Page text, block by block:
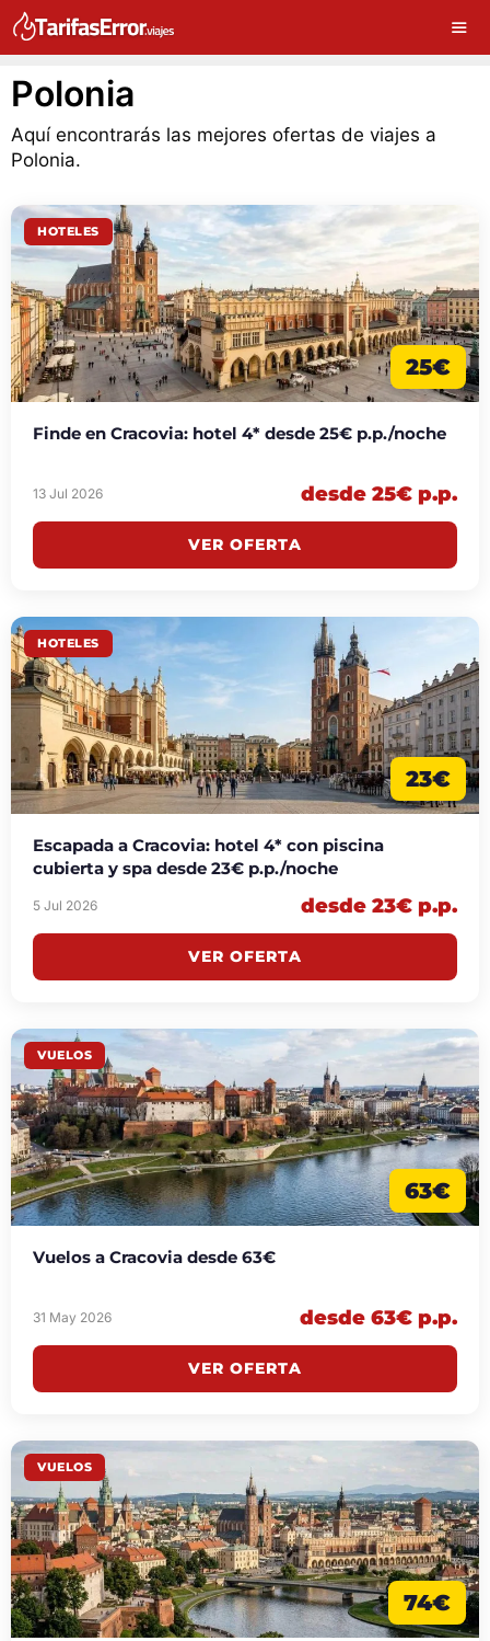
Polonia
Aquí encontrarás las mejores ofertas de viajes a
Polonia.
HOTELES
25€
Finde en Cracovia: hotel 4* desde 25€ p.p./noche
13 Jul 2026 desde 25€ p.p.
VER OFERTA
HOTELES
23€
Escapada a Cracovia: hotel 4* con piscina
cubierta y spa desde 23€ p.p./noche
5 Jul 2026 desde 23€ p.p.
VER OFERTA
VUELOS
63€
Vuelos a Cracovia desde 63€
31 May 2026 desde 63€ p.p.
VER OFERTA
VUELOS
74€